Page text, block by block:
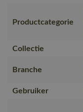
Productcategorie
Collectie
Branche
Gebruiker